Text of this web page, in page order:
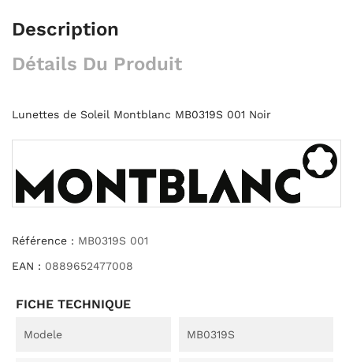
Description
Détails Du Produit
Lunettes de Soleil Montblanc MB0319S 001 Noir
Référence : MB0319S 001
EAN : 0889652477008
FICHE TECHNIQUE
Modele MB0319S